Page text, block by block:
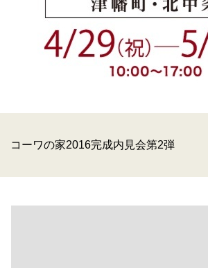
コーワの家2016完成内見会第2弾